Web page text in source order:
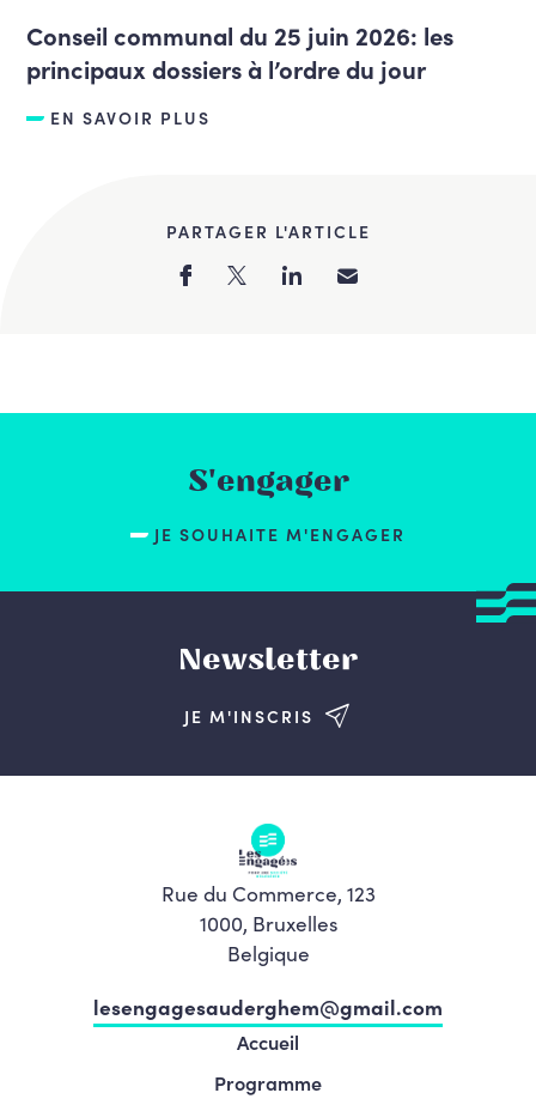
Conseil communal du 25 juin 2026: les
principaux dossiers à l’ordre du jour
EN SAVOIR PLUS
PARTAGER L'ARTICLE
S'engager
JE SOUHAITE M'ENGAGER
Newsletter
JE M'INSCRIS
Rue du Commerce, 123
1000, Bruxelles
Belgique
lesengagesauderghem@gmail.com
Accueil
Programme